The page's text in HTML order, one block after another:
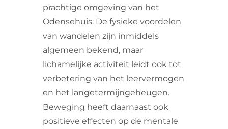
prachtige omgeving van het
Odensehuis. De fysieke voordelen
van wandelen zijn inmiddels
algemeen bekend, maar
lichamelijke activiteit leidt ook tot
verbetering van het leervermogen
en het langetermijngeheugen.
Beweging heeft daarnaast ook
positieve effecten op de mentale